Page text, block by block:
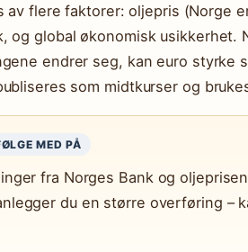
av flere faktorer: oljepris (Norge
og global økonomisk usikkerhet.
endrer seg, kan euro styrke
som midtkurser og
MED PÅ
fra Norges Bank og
du en større overføring –